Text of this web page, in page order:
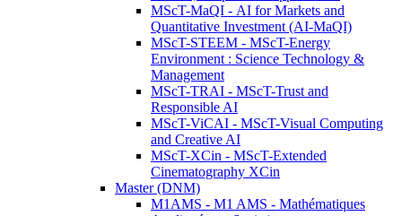
MScT-MaQI - AI for Markets and
Quantitative Investment (AI-MaQI)
MScT-STEEM - MScT-Energy
Environment : Science Technology &
Management
MScT-TRAI - MScT-Trust and
Responsible AI
MScT-ViCAI - MScT-Visual Computing
and Creative AI
MScT-XCin - MScT-Extended
Cinematography XCin
Master (DNM)
M1AMS - M1 AMS - Mathématiques